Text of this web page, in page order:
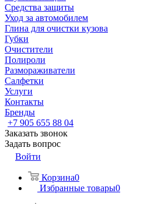
Средства защиты
Уход за автомобилем
Глина для очистки кузова
Губки
Очистители
Полироли
Размораживатели
Салфетки
Услуги
Контакты
Бренды
+7 905 655 88 04
Заказать звонок
Задать вопрос
Войти
Корзина0
Избранные товары0